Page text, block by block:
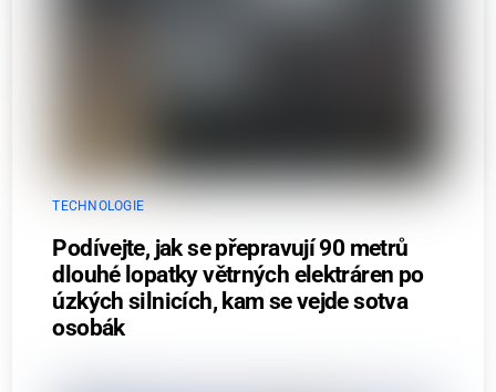
TECHNOLOGIE
Podívejte, jak se přepravují 90 metrů
dlouhé lopatky větrných elektráren po
úzkých silnicích, kam se vejde sotva
osobák